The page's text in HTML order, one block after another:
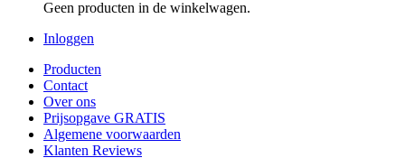
Geen producten in de winkelwagen.
Inloggen
Producten
Contact
Over ons
Prijsopgave GRATIS
Algemene voorwaarden
Klanten Reviews